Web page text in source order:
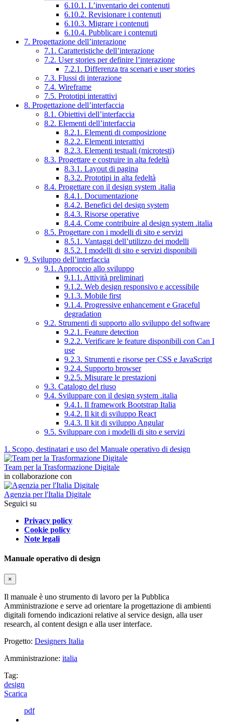
6.10.1. L’inventario dei contenuti
6.10.2. Revisionare i contenuti
6.10.3. Migrare i contenuti
6.10.4. Pubblicare i contenuti
7. Progettazione dell’interazione
7.1. Caratteristiche dell’interazione
7.2. User stories per definire l’interazione
7.2.1. Differenza tra scenari e user stories
7.3. Flussi di interazione
7.4. Wireframe
7.5. Prototipi interattivi
8. Progettazione dell’interfaccia
8.1. Obiettivi dell’interfaccia
8.2. Elementi dell’interfaccia
8.2.1. Elementi di composizione
8.2.2. Elementi interattivi
8.2.3. Elementi testuali (microtesti)
8.3. Progettare e costruire in alta fedeltà
8.3.1. Layout di pagina
8.3.2. Prototipi in alta fedeltà
8.4. Progettare con il design system .italia
8.4.1. Documentazione
8.4.2. Benefici del design system
8.4.3. Risorse operative
8.4.4. Come contribuire al design system .italia
8.5. Progettare con i modelli di sito e servizi
8.5.1. Vantaggi dell’utilizzo dei modelli
8.5.2. I modelli di sito e servizi disponibili
9. Sviluppo dell’interfaccia
9.1. Approccio allo sviluppo
9.1.1. Attività preliminari
9.1.2. Web design responsivo e accessibile
9.1.3. Mobile first
9.1.4. Progressive enhancement e Graceful
degradation
9.2. Strumenti di supporto allo sviluppo del software
9.2.1. Feature detection
9.2.2. Verificare le feature disponibili con Can I
use
9.2.3. Strumenti e risorse per CSS e JavaScript
9.2.4. Supporto browser
9.2.5. Misurare le prestazioni
9.3. Catalogo del riuso
9.4. Sviluppare con il design system .italia
9.4.1. Il framework Bootstrap Italia
9.4.2. Il kit di sviluppo React
9.4.3. Il kit di sviluppo Angular
9.5. Sviluppare con i modelli di sito e servizi
1. Scopo, destinatari e uso del Manuale operativo di design
Team per la Trasformazione Digitale
in collaborazione con
Agenzia per l'Italia Digitale
Seguici su
Privacy policy
Cookie policy
Note legali
Manuale operativo di design
×
Il manuale è uno strumento di lavoro per la Pubblica
Amministrazione e serve ad orientare la progettazione di ambienti
digitali fornendo indicazioni relative al service design, alla user
research, al content design e alla user interface.
Progetto: Designers Italia
Amministrazione: italia
Tag:
design
Scarica
pdf